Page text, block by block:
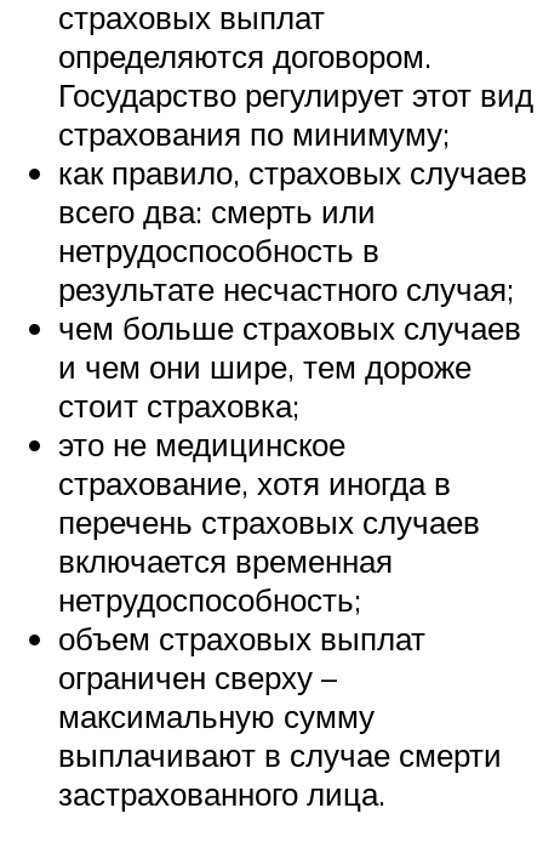
страховых выплат
определяются договором.
Государство регулирует этот вид
страхования по минимуму;
как правило, страховых случаев
всего два: смерть или
нетрудоспособность в
результате несчастного случая;
чем больше страховых случаев
и чем они шире, тем дороже
стоит страховка;
это не медицинское
страхование, хотя иногда в
перечень страховых случаев
включается временная
нетрудоспособность;
объем страховых выплат
ограничен сверху –
максимальную сумму
выплачивают в случае смерти
застрахованного лица.